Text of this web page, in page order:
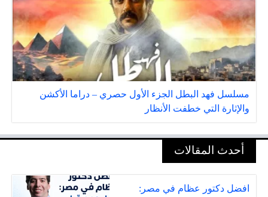
مسلسل فهد البطل الجزء الأول حصري – دراما الأكشن
والإثارة التي خطفت الأنظار
أحدث المقالات
افضل دكتور عظام في مصر: